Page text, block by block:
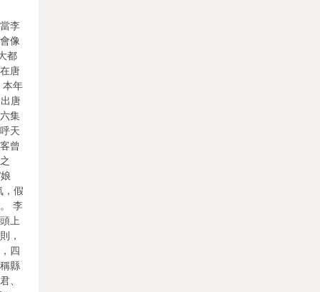
李
像
都
唐
本年
唐
集
天
曾
，假
李
上
，
四
縣
、